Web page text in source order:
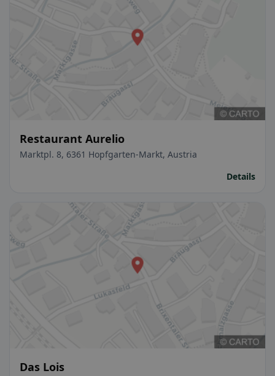
Restaurant Aurelio
Marktpl. 8, 6361 Hopfgarten-Markt, Austria
Details
Das Lois